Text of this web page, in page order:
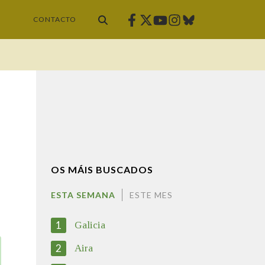
CONTACTO Facebook
Twitter
Youtube
Instagram
Bluesky
OS MÁIS BUSCADOS
ESTA SEMANA ESTE MES
1 Galicia
2 Aira